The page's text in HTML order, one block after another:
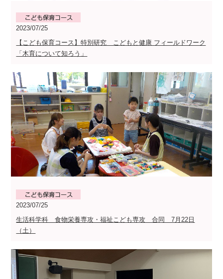
2023/07/25
【こども保育コース】特別研究 こどもと健康 フィールドワーク
「木育について知ろう」
2023/07/25
生活科学科 食物栄養専攻・福祉こども専攻 合同 7月22日
（土）